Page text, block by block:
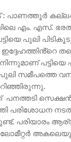
: പാണത്തൂർ
എം. എസ്.
പട്ടിയെ പുലി
പുലി സമീപത്തെ
പനത്തടി
പരിശോധന
പരിയാരം